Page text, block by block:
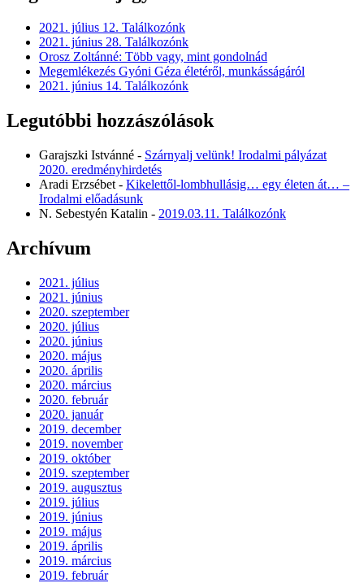
2021. július 12. Találkozónk
2021. június 28. Találkozónk
Orosz Zoltánné: Több vagy, mint gondolnád
Megemlékezés Gyóni Géza életéről, munkásságáról
2021. június 14. Találkozónk
Legutóbbi hozzászólások
Garajszki Istvánné - Szárnyalj velünk! Irodalmi pályázat
2020. eredményhirdetés
Aradi Erzsébet - Kikelettől-lombhullásig… egy életen át… –
Irodalmi előadásunk
N. Sebestyén Katalin - 2019.03.11. Találkozónk
Archívum
2021. július
2021. június
2020. szeptember
2020. július
2020. június
2020. május
2020. április
2020. március
2020. február
2020. január
2019. december
2019. november
2019. október
2019. szeptember
2019. augusztus
2019. július
2019. június
2019. május
2019. április
2019. március
2019. február